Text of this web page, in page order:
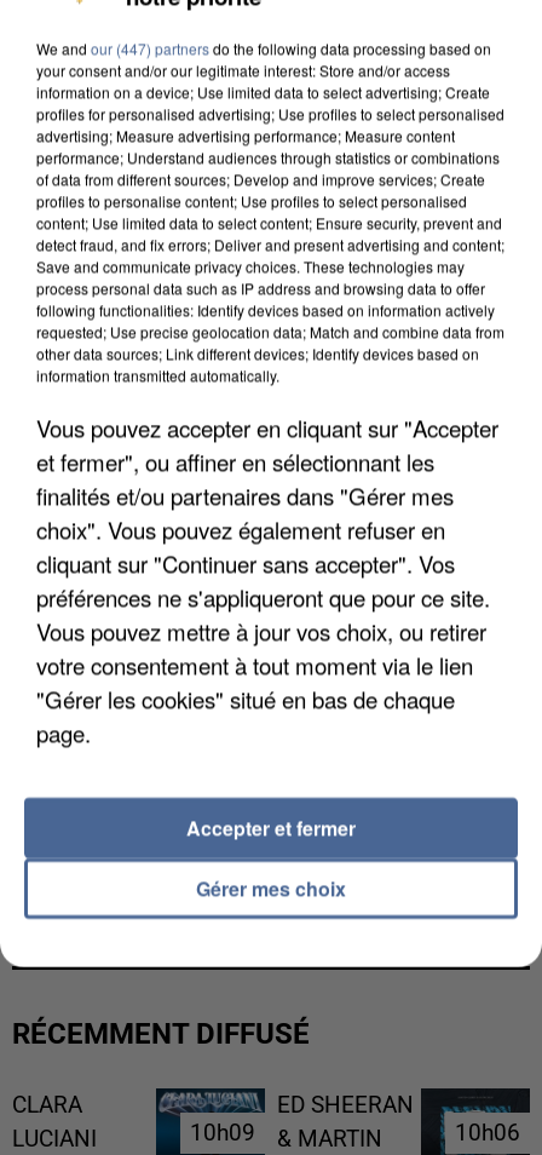
DE FAUNE SAUVAGE SONT...
L’UN DES FONDATEURS SUPPOSÉS DE LA DZ
MAFIA INTERPELLÉ EN ALGÉRIE
RÉCEMMENT DIFFUSÉ
CLARA
LUCIANI
10h09
10h09
ED SHEERAN
& MARTIN
10h06
10h06
We and our (447) partnersdo the following data processing based on
your consent and/or our legitimate interest: Store and/or access
information on a device; Use limited data to select advertising; Create
profiles for personalised advertising; Use profiles to select personalised
advertising; Measure advertising performance; Measure content
performance; Understand audiences through statistics or combinations
of data from different sources; Develop and improve services; Create
profiles to personalise content; Use profiles to select personalised
content; Use limited data to select content; Ensure security, prevent and
detect fraud, and fix errors; Deliver and present advertising and content;
Save and communicate privacy choices. These technologies may
process personal data such as IP address and browsing data to offer
following functionalities: Identify devices based on information actively
requested; Use precise geolocation data; Match and combine data from
other data sources; Link different devices; Identify devices based on
information transmitted automatically.
Vous pouvez accepter en cliquant sur "Accepter
et fermer", ou affiner en sélectionnant les
finalités et/ou partenaires dans "Gérer mes
choix". Vous pouvez également refuser en
cliquant sur "Continuer sans accepter". Vos
préférences ne s'appliqueront que pour ce site.
Vous pouvez mettre à jour vos choix, ou retirer
votre consentement à tout moment via le lien
"Gérer les cookies" situé en bas de chaque
page.
Gérer mes choix
Accepter et fermer